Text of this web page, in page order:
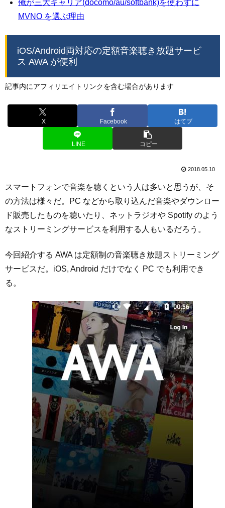
俺が三大キャリア(docomo/au/softbank)を使わずに
MVNO を選ぶ理由
iOS/Android両対応の定額音楽聴き放題サービ
ス AWA が便利
記事内にアフィリエイトリンクを含む場合があります
X Facebook はてブ
LINE コピー
2018.05.10
スマートフォンで音楽を聴くという人は多いと思うが、そ
の方法は様々だ。PC などから取り込んだ音楽やダウンロー
ド販売したものを聴いたり、ネットラジオや Spotify のよう
なストリーミングサービスを利用する人もいるだろう。
今回紹介する AWA は定額制の音楽聴き放題ストリーミング
サービスだ。iOS, Android だけでなく PC でも利用でき
る。